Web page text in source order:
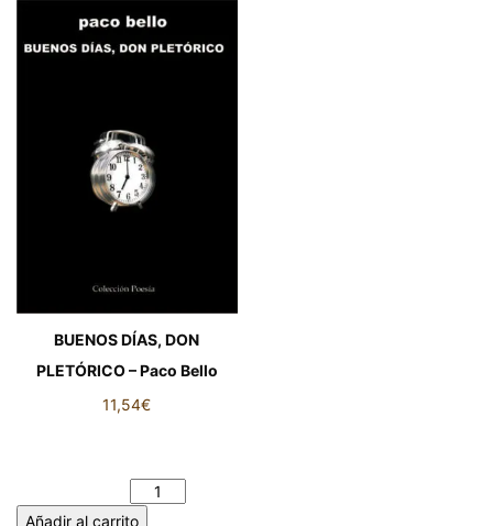
BUENOS DÍAS, DON
PLETÓRICO – Paco Bello
11,54€
Añadir al carrito